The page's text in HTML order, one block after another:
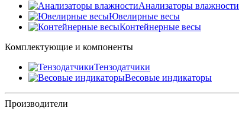
Анализаторы влажности
Ювелирные весы
Контейнерные весы
Комплектующие и компоненты
Тензодатчики
Весовые индикаторы
Производители